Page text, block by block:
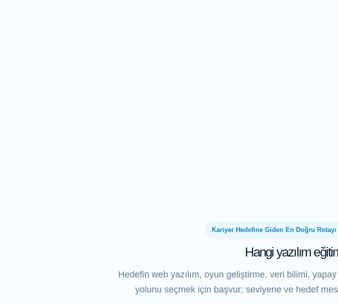
Kariyer Hedefine Giden En Doğru
Hangi yazılım
Hedefin web yazılım, oyun geliştirme, veri bilimi,
yolunu seçmek için başvur; seviyene ve hedef